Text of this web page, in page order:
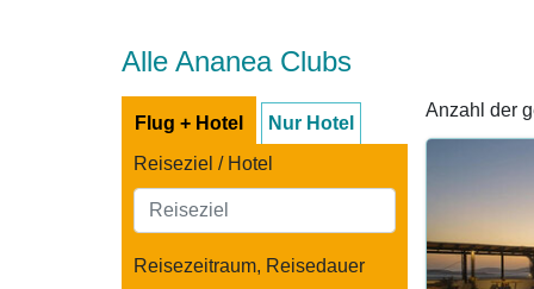
Alle Ananea Clubs
Flug + Hotel
Nur Hotel
Reiseziel / Hotel
Reisezeitraum, Reisedauer
Anzahl der